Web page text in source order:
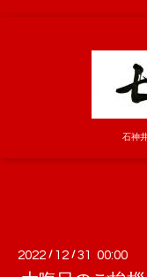
石神
2022 / 12 /31 00:00